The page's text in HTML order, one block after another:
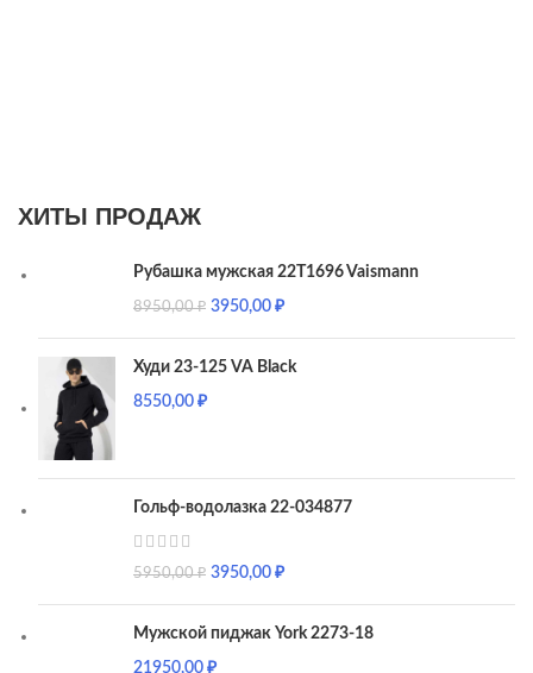
ХИТЫ ПРОДАЖ
Рубашка мужская 22T1696 Vaismann
8950,00₽ 3950,00₽
Худи 23-125 VA Black
8550,00₽
Гольф-водолазка 22-034877
5950,00₽ 3950,00₽
Мужской пиджак York 2273-18
21950,00₽